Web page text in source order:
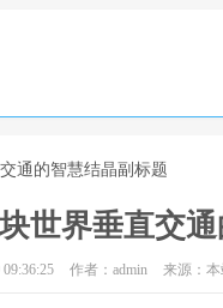
通的智慧结晶副标题
世界垂直交
作者：admin 来源：